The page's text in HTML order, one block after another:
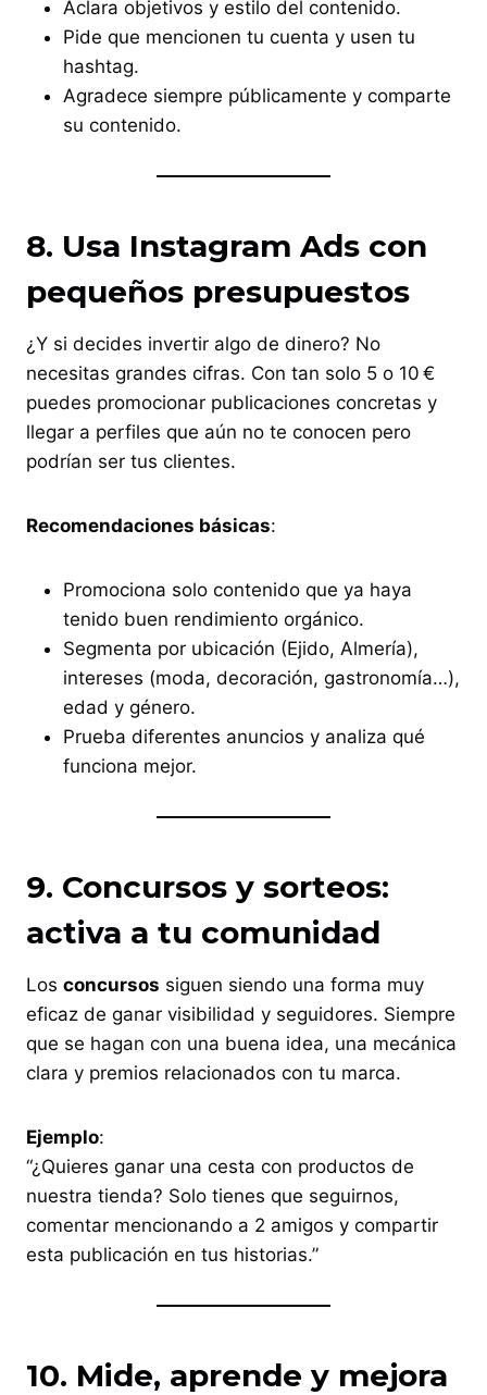
Aclara objetivos y estilo del contenido.
Pide que mencionen tu cuenta y usen tu
hashtag.
Agradece siempre públicamente y comparte
su contenido.
8. Usa Instagram Ads con
pequeños presupuestos
¿Y si decides invertir algo de dinero? No
necesitas grandes cifras. Con tan solo 5 o 10 €
puedes promocionar publicaciones concretas y
llegar a perfiles que aún no te conocen pero
podrían ser tus clientes.
Recomendaciones básicas:
Promociona solo contenido que ya haya
tenido buen rendimiento orgánico.
Segmenta por ubicación (Ejido, Almería),
intereses (moda, decoración, gastronomía…),
edad y género.
Prueba diferentes anuncios y analiza qué
funciona mejor.
9. Concursos y sorteos:
activa a tu comunidad
Los concursos siguen siendo una forma muy
eficaz de ganar visibilidad y seguidores. Siempre
que se hagan con una buena idea, una mecánica
clara y premios relacionados con tu marca.
Ejemplo:
“¿Quieres ganar una cesta con productos de
nuestra tienda? Solo tienes que seguirnos,
comentar mencionando a 2 amigos y compartir
esta publicación en tus historias.”
10. Mide, aprende y mejora